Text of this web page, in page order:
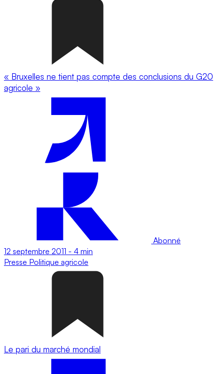
« Bruxelles ne tient pas compte des conclusions du G20
agricole »
Abonné
12 septembre 2011 - 4 min
Presse Politique agricole
Le pari du marché mondial